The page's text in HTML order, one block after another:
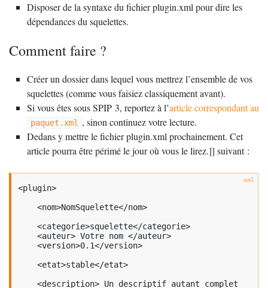
Disposer de la syntaxe du fichier plugin.xml pour dire les
dépendances du squelettes.
Comment faire ?
Créer un dossier dans lequel vous mettrez l’ensemble de vos
squelettes (comme vous faisiez classiquement avant).
Si vous êtes sousSPIP 3, reportez à l’article correspondant au
paquet.xml
, sinon continuez votre lecture.
Dedans y mettre le fichier plugin.xml prochainement. Cet
article pourra être périmé le jour où vous le lirez.]] suivant :
<plugin>